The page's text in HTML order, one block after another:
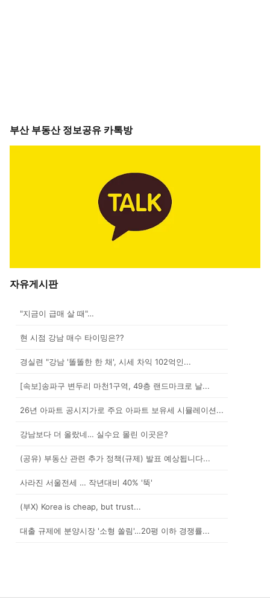
부산 부동산 정보공유 카톡방
자유게시판
"지금이 급매 살 때"…
현 시점 강남 매수 타이밍은??
경실련 "강남 '똘똘한 한 채', 시세 차익 102억인...
[속보]송파구 변두리 마천1구역, 49층 랜드마크로 날...
26년 아파트 공시지가로 주요 아파트 보유세 시뮬레이션...
강남보다 더 올랐네… 실수요 몰린 이곳은?
(공유) 부동산 관련 추가 정책(규제) 발표 예상됩니다...
사라진 서울전세 … 작년대비 40% '뚝'
(부X) Korea is cheap, but trust...
대출 규제에 분양시장 '소형 쏠림'…20평 이하 경쟁률...